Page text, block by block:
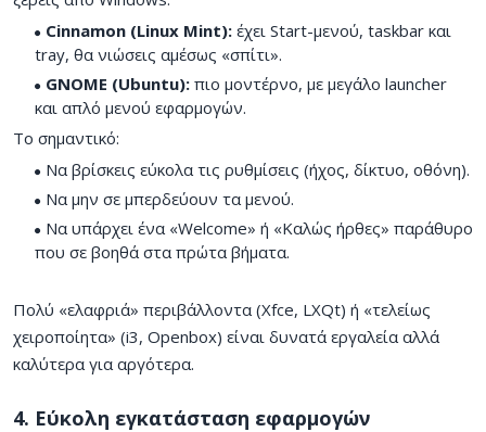
Cinnamon (Linux Mint): έχει Start-μενού, taskbar και
tray, θα νιώσεις αμέσως «σπίτι».
GNOME (Ubuntu): πιο μοντέρνο, με μεγάλο launcher
και απλό μενού εφαρμογών.
Το σημαντικό:
Να βρίσκεις εύκολα τις ρυθμίσεις (ήχος, δίκτυο, οθόνη).
Να μην σε μπερδεύουν τα μενού.
Να υπάρχει ένα «Welcome» ή «Καλώς ήρθες» παράθυρο
που σε βοηθά στα πρώτα βήματα.
Πολύ «ελαφριά» περιβάλλοντα (Xfce, LXQt) ή «τελείως
χειροποίητα» (i3, Openbox) είναι δυνατά εργαλεία αλλά
καλύτερα για αργότερα.
4. Εύκολη εγκατάσταση εφαρμογών